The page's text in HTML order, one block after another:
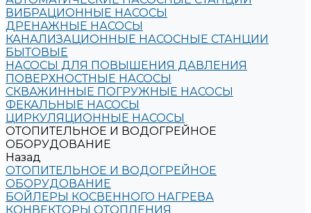
ВИБРАЦИОННЫЕ НАСОСЫ
ДРЕНАЖНЫЕ НАСОСЫ
КАНАЛИЗАЦИОННЫЕ НАСОСНЫЕ СТАНЦИИ
БЫТОВЫЕ
НАСОСЫ ДЛЯ ПОВЫШЕНИЯ ДАВЛЕНИЯ
ПОВЕРХНОСТНЫЕ НАСОСЫ
СКВАЖИННЫЕ ПОГРУЖНЫЕ НАСОСЫ
ФЕКАЛЬНЫЕ НАСОСЫ
ЦИРКУЛЯЦИОННЫЕ НАСОСЫ
ОТОПИТЕЛЬНОЕ И ВОДОГРЕЙНОЕ
ОБОРУДОВАНИЕ
Назад
ОТОПИТЕЛЬНОЕ И ВОДОГРЕЙНОЕ
ОБОРУДОВАНИЕ
БОЙЛЕРЫ КОСВЕННОГО НАГРЕВА
КОНВЕКТОРЫ ОТОПЛЕНИЯ